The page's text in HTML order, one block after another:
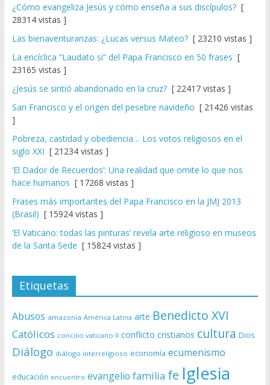
¿Cómo evangeliza Jesús y cómo enseña a sus discípulos?[
28314 vistas ]
Las bienaventuranzas: ¿Lucas versus Mateo?[ 23210 vistas ]
La encíclica “Laudato si” del Papa Francisco en 50 frases [
23165 vistas ]
¿Jesús se sintió abandonado en la cruz?[ 22417 vistas ]
San Francisco y el origen del pesebre navideño [ 21426 vistas
]
Pobreza, castidad y obediencia… Los votos religiosos en el
siglo XXI [ 21234 vistas ]
‘El Dador de Recuerdos’: Una realidad que omite lo que nos
hace humanos [ 17268 vistas ]
Frases más importantes del Papa Francisco en la JMJ 2013
(Brasil) [ 15924 vistas ]
‘El Vaticano: todas las pinturas’ revela arte religioso en museos
de la Santa Sede [ 15824 vistas ]
Etiquetas
Abusos amazonía América Latina arte Benedicto XVI
Católicos concilio vaticano II conflicto cristianos cultura Dios
Diálogo diálogo interreligioso economía ecumenismo
educación encuentro evangelio familia fe Iglesia